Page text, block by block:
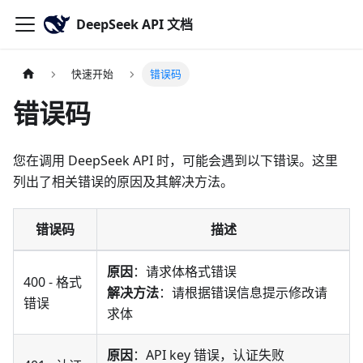
DeepSeek API 文档
快速开始 错误码
错误码
您在调用 DeepSeek API 时，可能会遇到以下错误。这里
列出了相关错误的原因及其解决方法。
错误码 描述
400 - 格式
错误
原因：请求体格式错误
解决方法：请根据错误信息提示修改请
求体
原因：API key 错误，认证失败